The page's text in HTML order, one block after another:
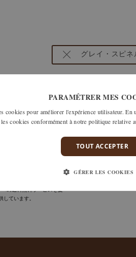
グレイ・スピネ
しています。
PARAMÉTRER MES
cookies pour améliorer l'expérience utilisateur. En
les cookies conformément à notre politique relative
TOUT ACCEPTER
GÉRER LES COOKIES